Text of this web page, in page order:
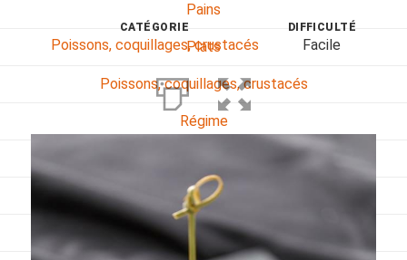
Pains
Plats
Poissons, coquillages, crustacés
Régime
Sans lactose
Sans sel
CATÉGORIE
Poissons, coquillages, crustacés
DIFFICULTÉ
Facile